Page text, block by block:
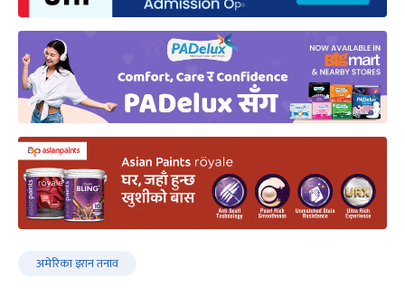
अमेरिका इरान तनाव